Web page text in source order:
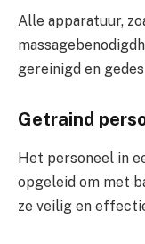
Alle apparatuur,
gereinigd en
Getraind
Het personeel in
opgeleid om met
ze veilig en